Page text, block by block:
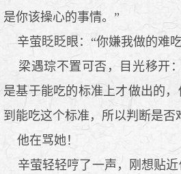
是你该操心的事情。”
辛萤眨眨眼：“你嫌我做的难
梁遇琮不置可否，目光移开
是基于能吃的标准上才做出的
到能吃这个标准，所以判断是否
他在骂她！
辛萤轻轻哼了一声，刚想贴近